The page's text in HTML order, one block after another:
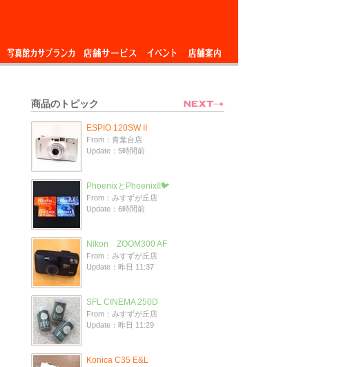
写真館カサブランカ 店舗サービス イベント 店舗案内
商品のトピック
ESPIO 120SW II
From：青葉台店
Update：5時間前
PhoenixとPhoenixII🐦
From：みすずが丘店
Update：6時間前
Nikon ZOOM300 AF
From：みすずが丘店
Update：昨日 11:37
SFL CINEMA 250D
From：みすずが丘店
Update：昨日 11:29
Konica C35 E&L